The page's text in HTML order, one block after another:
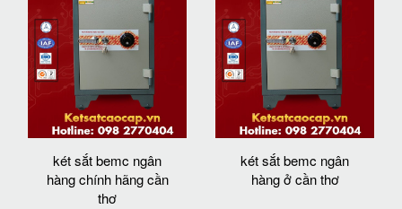
két sắt bemc ngân
hàng chính hãng cần
thơ
két sắt bemc ngân
hàng ở cần thơ